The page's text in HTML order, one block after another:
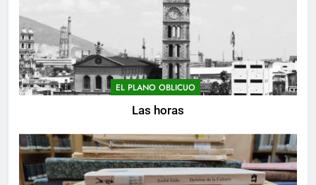
EL PLANO OBLICUO
Las horas